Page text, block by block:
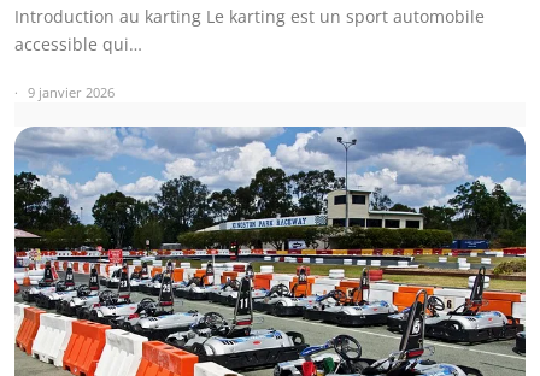
Introduction au karting Le karting est un sport automobile
accessible qui…
9 janvier 2026